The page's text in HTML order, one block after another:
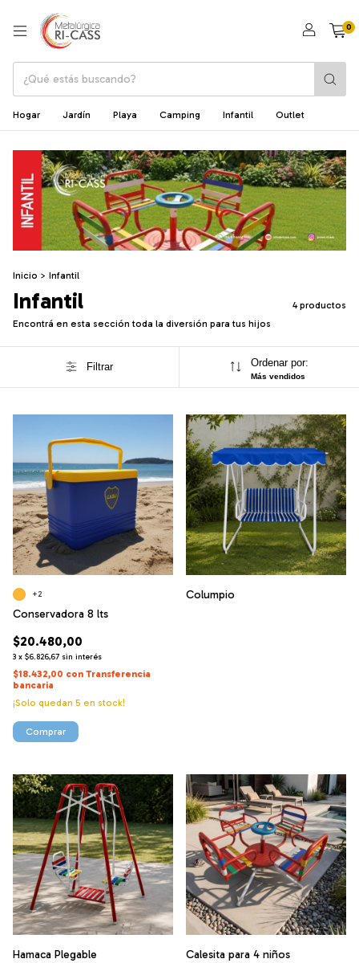
0
Hogar Jardín Playa Camping Infantil Outlet
Inicio > Infantil
Infantil
4 productos
Encontrá en esta sección toda la diversión para tus hijos
Filtrar Ordenar por:
Más vendidos
Conservadora 8 lts
$20.480,00
3 x $6.826,67 sin interés
$18.432,00 con Transferencia
bancaria
¡Solo quedan 5 en stock!
+2
Comprar
Columpio
Hamaca Plegable Calesita para 4 niños